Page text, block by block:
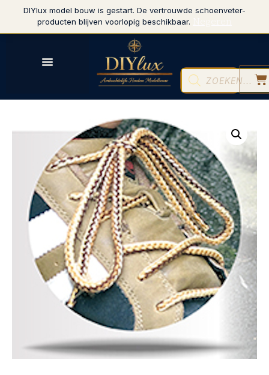
DIYlux model bouw is gestart. De vertrouwde schoenveter-
producten blijven voorlopig beschikbaar.